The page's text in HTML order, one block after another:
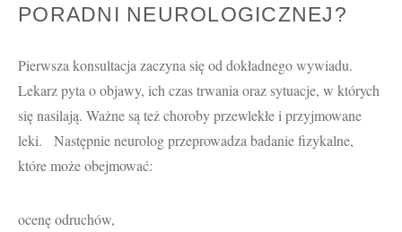
PORADNI NEUROLOGICZNEJ?
Pierwsza konsultacja zaczyna się od dokładnego wywiadu.
Lekarz pyta o objawy, ich czas trwania oraz sytuacje, w których
się nasilają. Ważne są też choroby przewlekłe i przyjmowane
leki. Następnie neurolog przeprowadza badanie fizykalne,
które może obejmować:
ocenę odruchów,